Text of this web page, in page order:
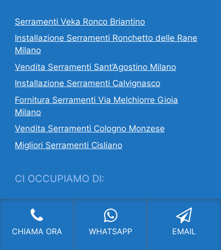
Serramenti Veka Ronco Briantino
Installazione Serramenti Ronchetto delle Rane
Milano
Vendita Serramenti Sant’Agostino Milano
Installazione Serramenti Calvignasco
Fornitura Serramenti Via Melchiorre Gioia
Milano
Vendita Serramenti Cologno Monzese
Migliori Serramenti Cisliano
CI OCCUPIAMO DI:
Serramenti Milano
Fornitura Serramenti
Milano
,Installazione
Serramenti Milano,Migliori Serramenti
CHIAMA ORA WHATSAPP EMAIL